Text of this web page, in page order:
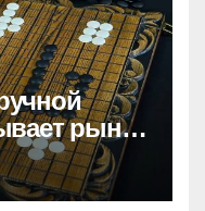
рынок
сами